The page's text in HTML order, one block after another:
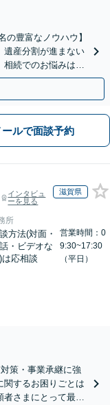
の豊富なノウハウ】
遺産分割が進まない
相続でのお悩みはご
ールで面談予約
インタビュ
ーを見る
滋賀県
所
方法(対面・
・ビデオな
は応相談
営業時間：0
9:30~17:30
（平日）
策・事業承継に強
関するお困りごとは
者さまにとって最善